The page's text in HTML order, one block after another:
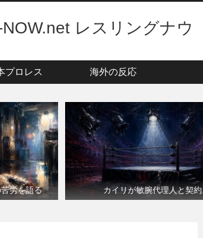
レスリングナウ
プロレス 海外の反応
労を語る カイリが敏腕代理人と契約